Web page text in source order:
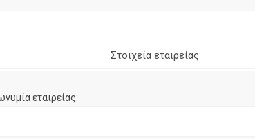
Στοιχεία εταιρείας
εταιρείας: